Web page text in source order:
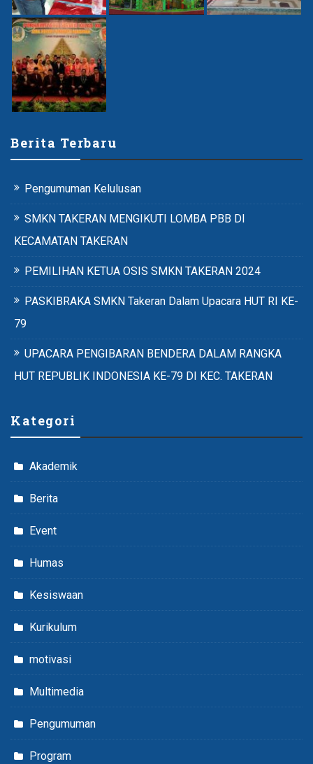
Berita Terbaru
Pengumuman Kelulusan
SMKN TAKERAN MENGIKUTI LOMBA PBB DI
KECAMATAN TAKERAN
PEMILIHAN KETUA OSIS SMKN TAKERAN 2024
PASKIBRAKA SMKN Takeran Dalam Upacara HUT RI KE-
79
UPACARA PENGIBARAN BENDERA DALAM RANGKA
HUT REPUBLIK INDONESIA KE-79 DI KEC. TAKERAN
Kategori
Akademik
Berita
Event
Humas
Kesiswaan
Kurikulum
motivasi
Multimedia
Pengumuman
Program